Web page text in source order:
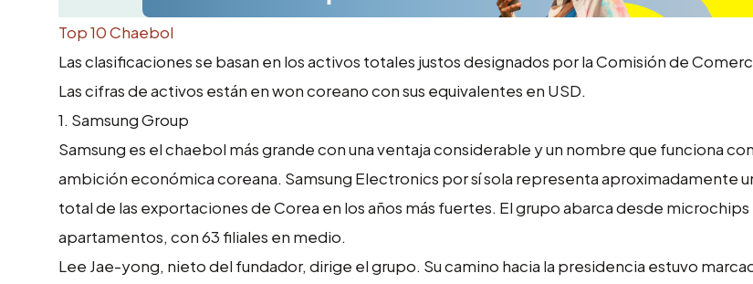
Top 10 Chaebol
Las clasificaciones se basan en los activos totales justos designados por la Comisión de
Las cifras de activos están en won coreano con sus equivalentes en USD.
1. Samsung Group
Samsung es el chaebol más grande con una ventaja considerable y un nombre que funciona
ambición económica coreana. Samsung Electronics por sí sola representa aproximadamente
total de las exportaciones de Corea en los años más fuertes. El grupo abarca desde microchips
apartamentos, con 63 filiales en medio.
Lee Jae-yong, nieto del fundador, dirige el grupo. Su camino hacia la presidencia estuvo